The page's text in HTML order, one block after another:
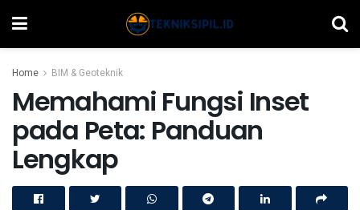
Home BIM & Geoteknik
Memahami Fungsi Inset
pada Peta: Panduan
Lengkap